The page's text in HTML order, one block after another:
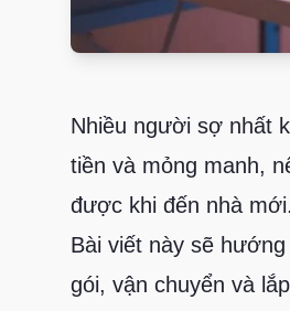
Nhiều người sợ nhất
tiền và mỏng manh,
được khi đến nhà mới.
Bài viết này sẽ
gói, vận chuyển và